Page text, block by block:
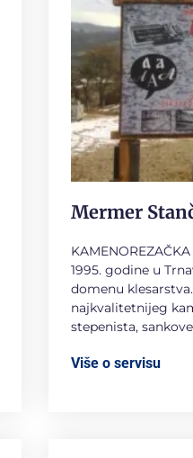
Mermer
1995. godine u
domenu
najkvalitetnijeg
stepenista,
Više o servisu